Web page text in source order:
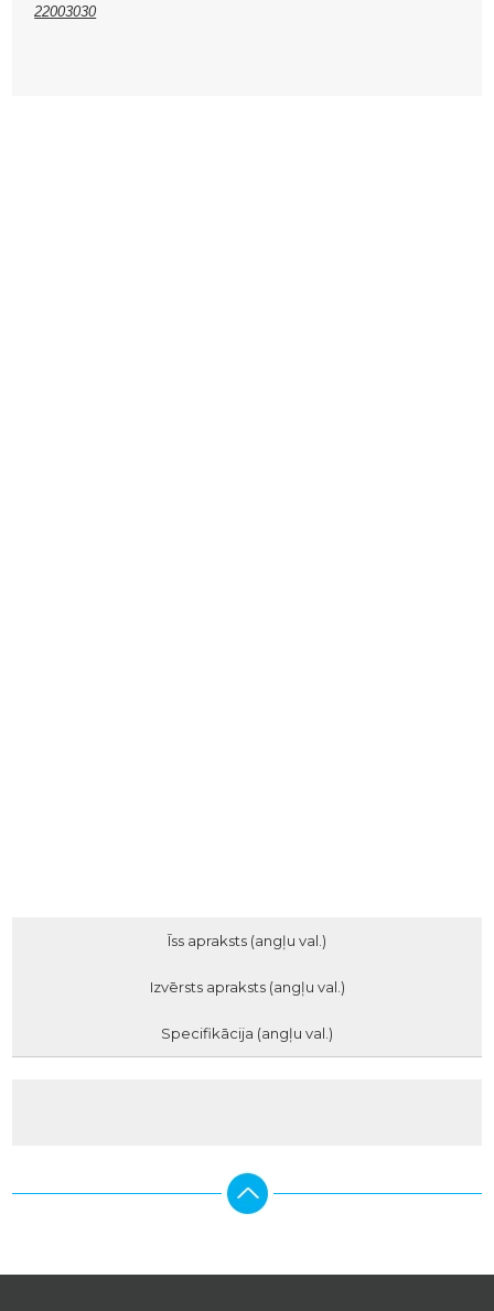
22003030
Īss apraksts (angļu val.)
Izvērsts apraksts (angļu val.)
Specifikācija (angļu val.)